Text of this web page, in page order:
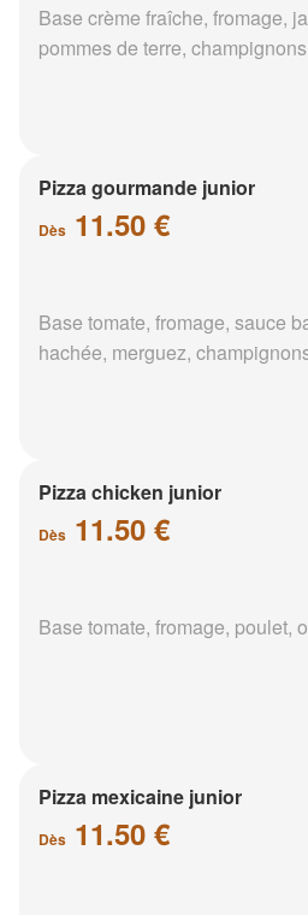
Base crème fraîche, fromage,
pommes de terre, champignons
Pizza gourmande junior
Dès 11.50 €
Base tomate, fromage, sauce
hachée, merguez,
Pizza chicken junior
Dès 11.50 €
Base tomate, fromage, poulet,
Pizza mexicaine junior
Dès 11.50 €